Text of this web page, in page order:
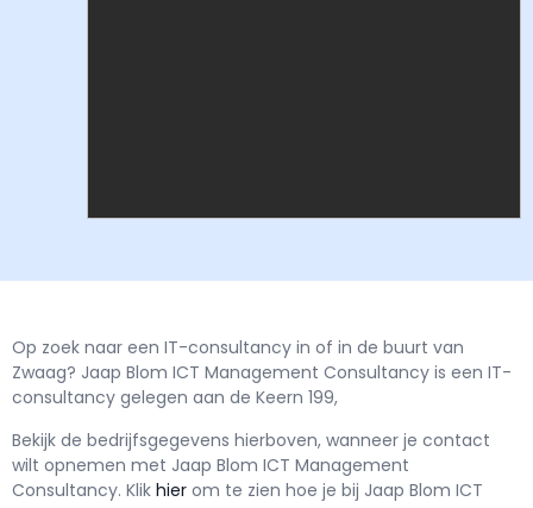
Op zoek naar een IT-consultancy in of in de buurt van
Zwaag? Jaap Blom ICT Management Consultancy is een IT-
consultancy gelegen aan de Keern 199,
Bekijk de bedrijfsgegevens hierboven, wanneer je contact
wilt opnemen met Jaap Blom ICT Management
Consultancy. Klik hier om te zien hoe je bij Jaap Blom ICT